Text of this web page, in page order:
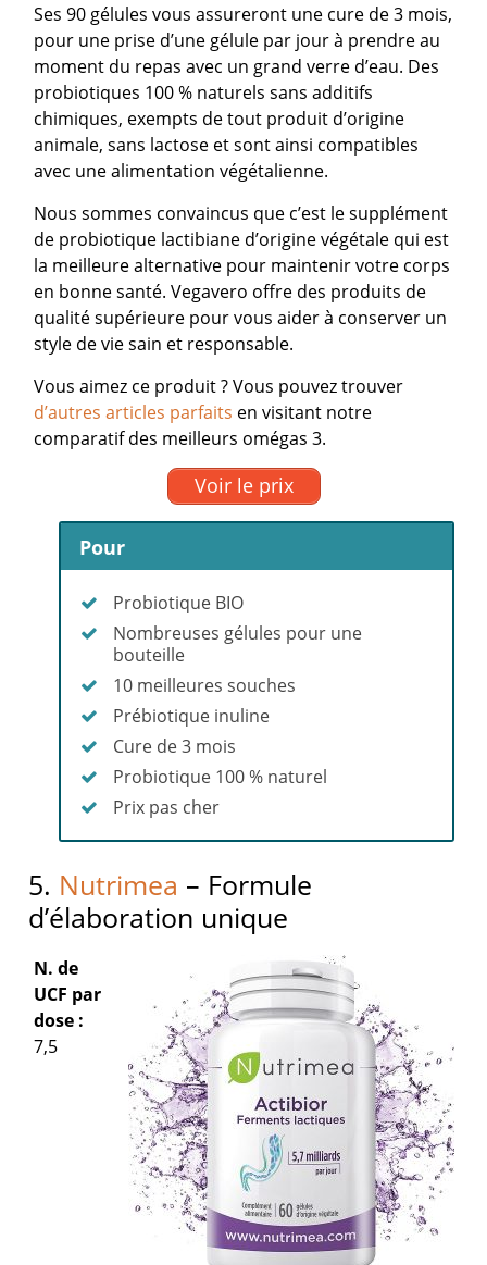
Ses 90 gélules vous assureront une cure de 3 mois,
pour une prise d’une gélule par jour à prendre au
moment du repas avec un grand verre d’eau. Des
probiotiques 100 % naturels sans additifs
chimiques, exempts de tout produit d’origine
animale, sans lactose et sont ainsi compatibles
avec une alimentation végétalienne.
Nous sommes convaincus que c’est le supplément
de probiotique lactibiane d’origine végétale qui est
la meilleure alternative pour maintenir votre corps
en bonne santé. Vegavero offre des produits de
qualité supérieure pour vous aider à conserver un
style de vie sain et responsable.
Vous aimez ce produit ? Vous pouvez trouver
d’autres articles parfaits en visitant notre
comparatif des meilleurs omégas 3.
Voir le prix
Pour
Probiotique BIO
Nombreuses gélules pour une
bouteille
10 meilleures souches
Prébiotique inuline
Cure de 3 mois
Probiotique 100 % naturel
Prix pas cher
5. Nutrimea – Formule
d’élaboration unique
N. de
UCF par
dose :
7,5